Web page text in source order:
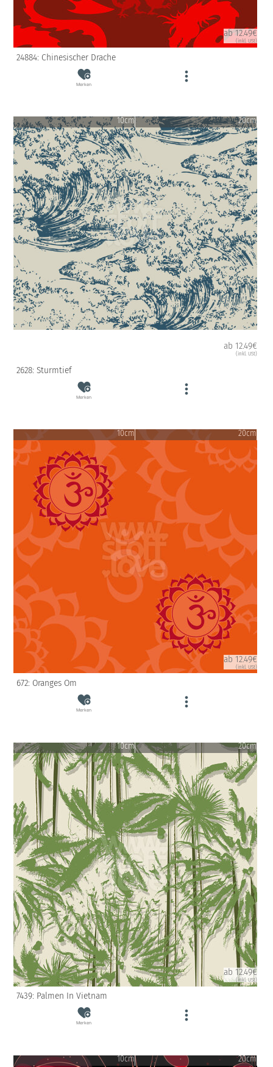
ab 12.49€
(inkl. USt)
24884: Chinesischer Drache
Merken
10cm 20cm
ab 12.49€
(inkl. USt)
2628: Sturmtief
Merken
10cm 20cm
ab 12.49€
(inkl. USt)
672: Oranges Om
Merken
10cm 20cm
ab 12.49€
(inkl. USt)
7439: Palmen In Vietnam
Merken
10cm 20cm